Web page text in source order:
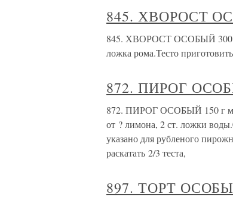
845. ХВОРОСТ
845. ХВОРОСТ ОСОБЫЙ 300 г
ложка рома.Тесто
872. ПИРОГ
872. ПИРОГ ОСОБЫЙ 150 г
от ? лимона, 2 ст. ложки
указано для рубленого
раскатать 2/3 теста,
897. ТОРТ